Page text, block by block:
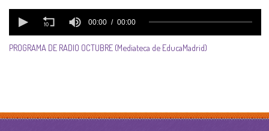
PROGRAMA DE RADIO OCTUBRE (Mediateca de EducaMadrid)